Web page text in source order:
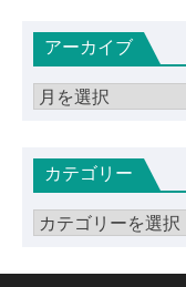
アーカイブ
ア
イカテゴリー
カ
ゴ